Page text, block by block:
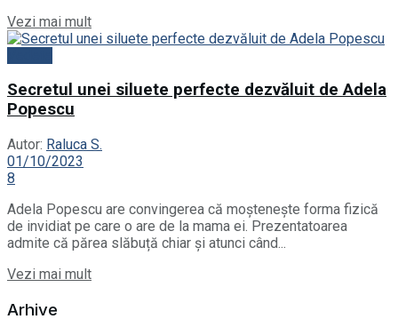
Vezi mai multDetails
Secretul unei siluete perfecte dezvăluit de Adela
Popescu
Autor: Raluca S.
01/10/2023
8
Adela Popescu are convingerea că moștenește forma fizică
de invidiat pe care o are de la mama ei. Prezentatoarea
admite că părea slăbuță chiar și atunci când...
Vezi mai multDetails
Arhive